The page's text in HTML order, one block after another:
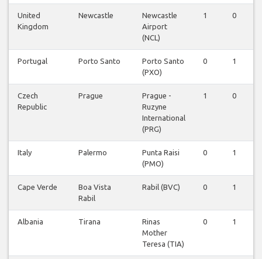
United
Kingdom
Newcastle
Newcastle
Airport
(NCL)
1 0
Portugal Porto Santo
Porto Santo
(PXO)
0 1
Czech
Republic
Prague
Prague -
Ruzyne
International
(PRG)
1 0
Italy Palermo
Punta Raisi
(PMO)
0 1
Cape Verde
Boa Vista
Rabil
Rabil (BVC) 0 1
Albania Tirana
Rinas
Mother
Teresa (TIA)
0 1